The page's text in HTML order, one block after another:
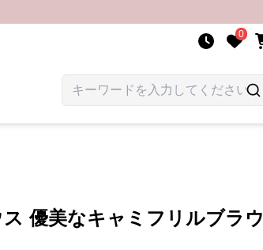
0
優美なキャミフリルブラウ